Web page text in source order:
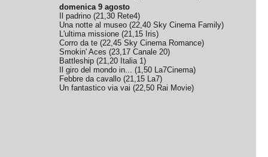
domenica 9 agosto
Il padrino (21,30 Rete4)
Una notte al museo (22,40 Sky Cinema Family)
L'ultima missione (21,15 Iris)
Corro da te (22,45 Sky Cinema Romance)
Smokin' Aces (23,17 Canale 20)
Battleship (21,20 Italia 1)
Il giro del mondo in... (1,50 La7Cinema)
Febbre da cavallo (21,15 La7)
Un fantastico via vai (22,50 Rai Movie)